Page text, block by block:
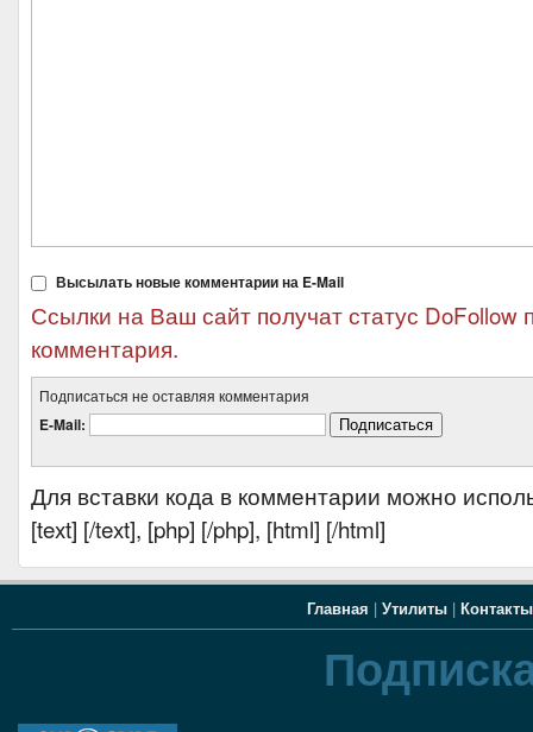
Высылать новые комментарии на E-Mail
Ссылки на Ваш сайт получат статус DoFollow
комментария.
Подписаться не оставляя комментария
E-Mail:
Для вставки кода в комментарии можно
[text] [/text], [php] [/php], [html] [/html]
Главная | Утилиты | Контакты